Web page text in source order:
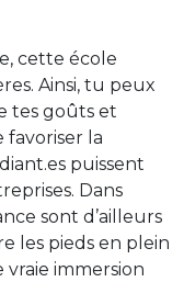
cette école
Ainsi, tu peux
tes goûts et
favoriser la
puissent
Dans
sont d’ailleurs
les pieds en plein
immersion